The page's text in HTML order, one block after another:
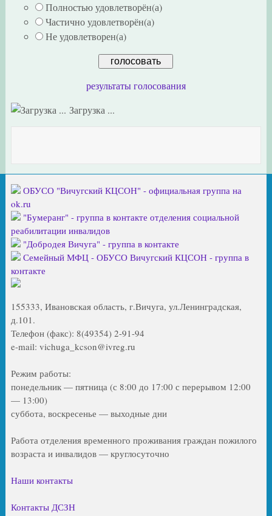
Полностью удовлетворён(а)
Частично удовлетворён(а)
Не удовлетворен(а)
результаты голосования
Загрузка ...
ОБУСО "Вичугский КЦСОН" - официальная группа на
ok.ru
"Бумеранг" - группа в контакте отделения социальной
реабилитации инвалидов
"Добродея Вичуга" - группа в контакте
Семейный МФЦ - ОБУСО Вичугский КЦСОН - группа в
контакте
155333, Ивановская область, г.Вичуга, ул.Ленинградская,
д.101.
Телефон (факс): 8(49354) 2-91-94
e-mail: vichuga_kcson@ivreg.ru
Режим работы:
понедельник — пятница (с 8:00 до 17:00 с перерывом 12:00
— 13:00)
суббота, воскресенье — выходные дни
Работа отделения временного проживания граждан пожилого
возраста и инвалидов — круглосуточно
Наши контакты
Контакты ДСЗН